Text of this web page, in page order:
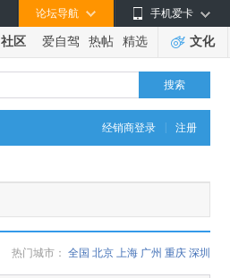
手机爱卡
论坛导航
社区 爱自驾 热帖 精选 文化
搜索
经销商登录 注册
热门城市： 全国 北京 上海 广州 重庆 深圳